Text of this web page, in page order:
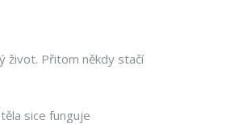
život. Přitom někdy stačí
sice funguje